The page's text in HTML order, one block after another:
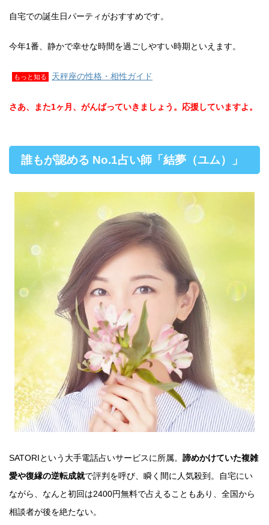
自宅での誕生日パーティがおすすめです。
今年1番、静かで幸せな時間を過ごしやすい時期といえます。
もっと知る 天秤座の性格・相性ガイド
さあ、また1ヶ月、がんばっていきましょう。応援していますよ。
誰もが認める No.1占い師「結夢（ユム）」
SATORIという大手電話占いサービスに所属。 諦めかけていた複雑
愛や復縁の逆転成就で評判を呼び、瞬く間に人気殺到。自宅にい
ながら、なんと初回は2400円無料で占えることもあり、全国から
相談者が後を絶たない。